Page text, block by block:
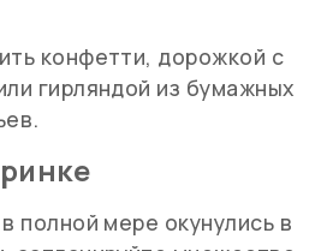
конфетти, дорожкой с
гирляндой из бумажных
полной мере окунулись в